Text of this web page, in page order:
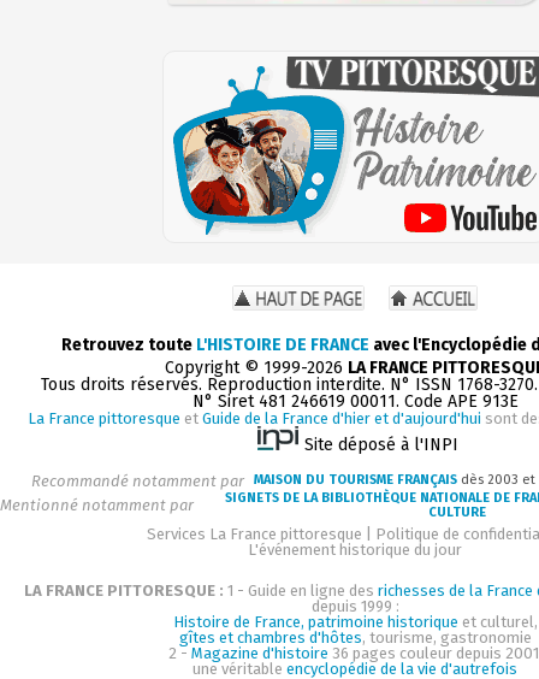
Retrouvez toute L'HISTOIRE DE FRANCE avec l'Encyclopédie
Copyright © 1999-2026 LA FRANCE
Tous droits réservés. Reproduction interdite. N° ISSN 1768-
N° Siret 481 246619 00011. Code APE 913E
La France pittoresque et Guide de la France d'hier et d'aujourd'hui sont
Site déposé à l'INPI
Recommandé notamment par MAISON DU TOURISME FRANÇAIS dès 2003 et
Mentionné notamment par
SIGNETS DE LA BIBLIOTHÈQUE NATIONALE DE
CULTURE
Services La France pittoresque
Politique de
L'événement historique du jour
LA FRANCE PITTORESQUE : 1 - Guide en ligne des richesses de la
depuis 1999 :
Histoire de France, patrimoine historique et culturel,
gîtes et chambres d'hôtes, tourisme, gastronomie
2 - Magazine d'histoire 36 pages couleur depuis
une véritable encyclopédie de la vie d'autrefois